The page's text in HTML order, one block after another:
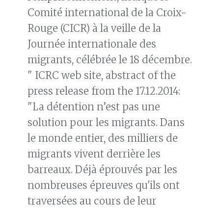
Comité international de la Croix-
Rouge (CICR) à la veille de la
Journée internationale des
migrants, célébrée le 18 décembre.
" ICRC web site, abstract of the
press release from the 17.12.2014:
"La détention n’est pas une
solution pour les migrants. Dans
le monde entier, des milliers de
migrants vivent derrière les
barreaux. Déjà éprouvés par les
nombreuses épreuves qu'ils ont
traversées au cours de leur